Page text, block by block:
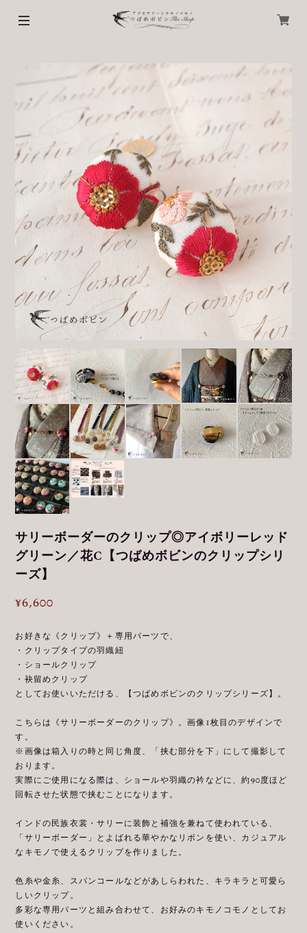
サリーボーダーのクリップ◎アイボリーレッド
グリーン／花C【つばめボビンのクリップシリ
ーズ】
¥6,600
お好きな《クリップ》＋専用パーツで、
・クリップタイプの羽織紐
・ショールクリップ
・袂留めクリップ
としてお使いいただける、【つばめボビンのクリップシリーズ】。
こちらは《サリーボーダーのクリップ》。画像1枚目のデザインで
す。
※画像は箱入りの時と同じ角度、「挟む部分を下」にして撮影して
おります。
実際にご使用になる際は、ショールや羽織の衿などに、約90度ほど
回転させた状態で挟むことになります。
インドの民族衣裳・サリーに装飾と補強を兼ねて使われている、
「サリーボーダー」とよばれる華やかなリボンを使い、カジュアル
なキモノで使えるクリップを作りました。
色糸や金糸、スパンコールなどがあしらわれた、キラキラと可愛ら
しいクリップ。
多彩な専用パーツと組み合わせて、お好みのキモノコモノとしてお
使いください。